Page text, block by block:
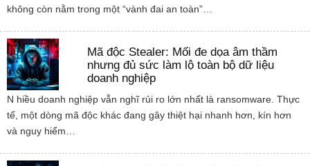
không còn nằm trong một “vành đai an toàn”…
Mã độc Stealer: Mối đe dọa âm thầm
nhưng đủ sức làm lộ toàn bộ dữ liệu
doanh nghiệp
N hiều doanh nghiệp vẫn nghĩ rủi ro lớn nhất là ransomware. Thực
tế, một dòng mã độc khác đang gây thiệt hại nhanh hơn, kín hơn
và nguy hiểm…